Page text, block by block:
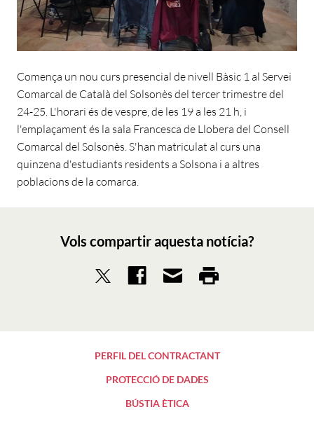
Comença un nou curs presencial de nivell Bàsic 1 al Servei
Comarcal de Català del Solsonès del tercer trimestre del
24-25. L'horari és de vespre, de les 19 a les 21 h, i
l'emplaçament és la sala Francesca de Llobera del Consell
Comarcal del Solsonès. S'han matriculat al curs una
quinzena d'estudiants residents a Solsona i a altres
poblacions de la comarca.
Vols compartir aquesta notícia?
PERFIL DEL CONTRACTANT
PROTECCIÓ DE DADES
BÚSTIA ÈTICA